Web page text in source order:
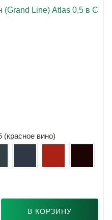
(красное вино)
В КОРЗИНУ